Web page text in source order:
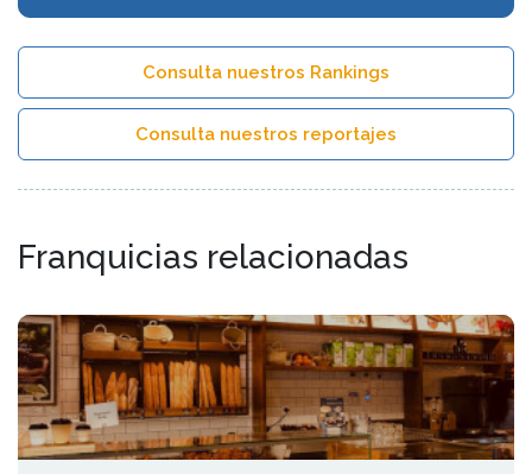
Consulta nuestros Rankings
Consulta nuestros reportajes
Franquicias relacionadas